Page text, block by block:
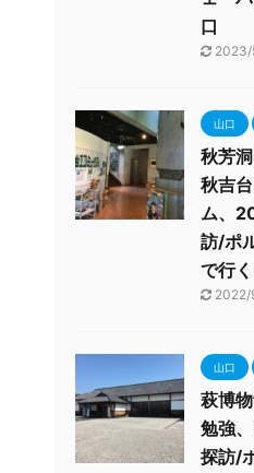
口
2023/
山口
秋芳
秋吉
ム、
訪/ポ
で行
2022/
山口
萩博
勉強
探訪/